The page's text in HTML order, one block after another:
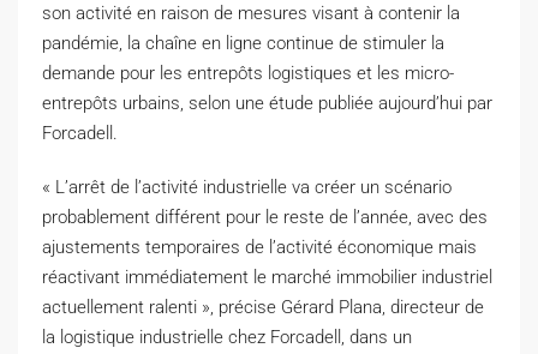
son activité en raison de mesures visant à contenir la
pandémie, la chaîne en ligne continue de stimuler la
demande pour les entrepôts logistiques et les micro-
entrepôts urbains, selon une étude publiée aujourd’hui par
Forcadell.
« L’arrêt de l’activité industrielle va créer un scénario
probablement différent pour le reste de l’année, avec des
ajustements temporaires de l’activité économique mais
réactivant immédiatement le marché immobilier industriel
actuellement ralenti », précise Gérard Plana, directeur de
la logistique industrielle chez Forcadell, dans un